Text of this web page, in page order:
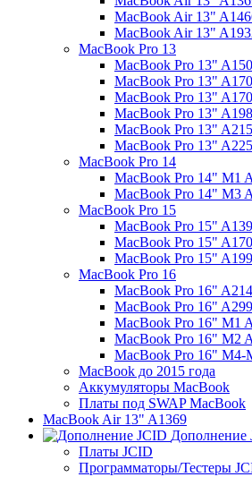
MacBook Air 13"
MacBook Air 13"
MacBook Pro 13
MacBook Pro 13"
MacBook Pro 13"
MacBook Pro 13"
MacBook Pro 13"
MacBook Pro 13"
MacBook Pro 13"
MacBook Pro 14
MacBook Pro 14" M1
MacBook Pro 14" M3
MacBook Pro 15
MacBook Pro 15"
MacBook Pro 15"
MacBook Pro 15"
MacBook Pro 16
MacBook Pro 16"
MacBook Pro 16"
MacBook Pro 16" M1
MacBook Pro 16" M2
MacBook Pro 16" M4-
MacBook до 2015 года
Аккумуляторы MacBook
Платы под SWAP MacBook
MacBook Air 13" A1369
Дополнение
Платы JCID
Программаторы/Тестеры